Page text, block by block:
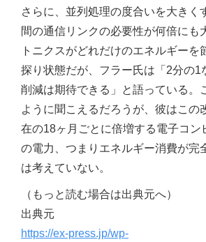
さらに、並列処理の度合いを大きく
間の通信リンクの必要性が何倍にも
トニクスがどれだけのエネルギーを
探り状態だが、フラー氏は「2分の1
削減は期待できる」と語っている。
ように聞こえるだろうが、彼はこの
在の18ヶ月ごとに倍増する電子コン
の電力、つまりエネルギー消費が完
は考えていない。
（もっと読む場合は出典元へ）
出典元
https://ex-press.jp/wp-